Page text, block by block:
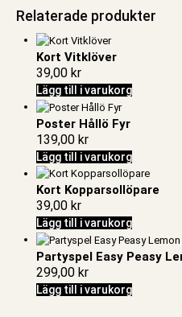
Relaterade produkter
Kort Vitklöver
39,00 kr
Lägg till i varukorg
Poster Hållö Fyr
139,00 kr
Lägg till i varukorg
Kort Kopparsollöpare
39,00 kr
Lägg till i varukorg
Partyspel Easy Peasy
299,00 kr
Lägg till i varukorg